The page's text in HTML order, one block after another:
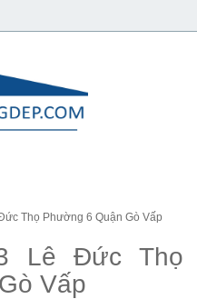
Thọ Phường 6 Quận Gò Vấp
Lê Đức Thọ
Vấp